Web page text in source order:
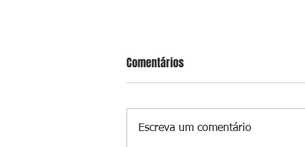
Comentários
Escreva um comentário